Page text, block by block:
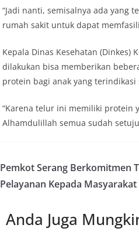
“Jadi nanti, semisalnya ada yang
rumah sakit untuk dapat
Kepala Dinas Kesehatan (Dinkes)
dilakukan bisa memberikan
protein bagi anak yang terindikasi
“Karena telur ini memiliki protein
Alhamdulillah semua sudah
Pemkot Serang Berkomitmen
Pelayanan Kepada Masyarakat
Anda Juga